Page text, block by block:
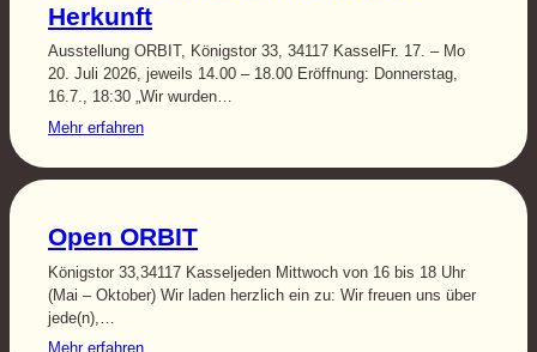
Herkunft
Ausstellung ORBIT, Königstor 33, 34117 KasselFr. 17. – Mo
20. Juli 2026, jeweils 14.00 – 18.00 Eröffnung: Donnerstag,
16.7., 18:30 „Wir wurden…
Mehr erfahren
Open ORBIT
Königstor 33,34117 Kasseljeden Mittwoch von 16 bis 18 Uhr
(Mai – Oktober) Wir laden herzlich ein zu: Wir freuen uns über
jede(n),…
Mehr erfahren